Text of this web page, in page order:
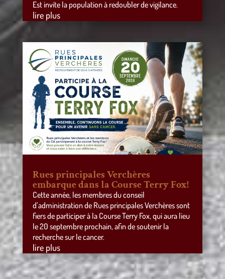
Est invite la population à redoubler de vigilance.
lire plus
Rues principales Verchères
embarque dans la Course Terry Fox!
Cette année, les membres du conseil
d’administration de Rues principales Verchères sont
fiers de participer à la Course Terry Fox, qui aura lieu
le 20 septembre prochain, afin de soutenir la
recherche sur le cancer.
lire plus